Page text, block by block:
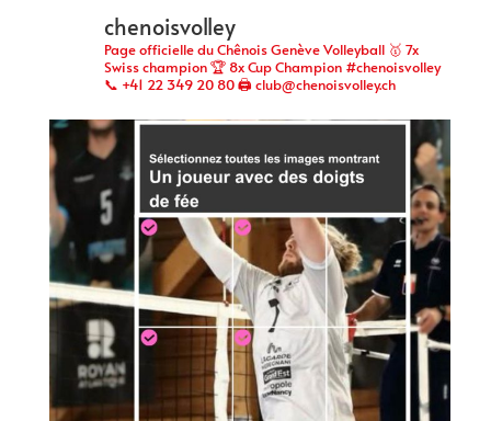
chenoisvolley
Page officielle du Chênois Genève Volleyball 🥇 7x
Swiss champion 🏆 8x Cup Champion #chenoisvolley
📞 +41 22 349 20 80 🖨 club@chenoisvolley.ch